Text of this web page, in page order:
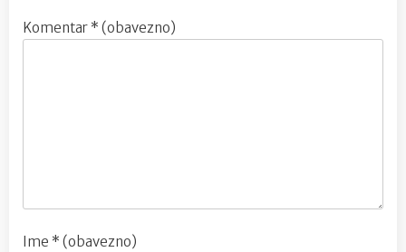
Komentar * (obavezno)
Ime * (obavezno)